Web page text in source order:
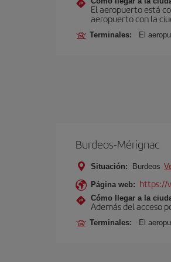
El aeropuerto está
aeropuerto con la
Terminales: El
Burdeos-Mérignac
Situación: Burdeos
Página web: https://
Cómo llegar a la
Además del acceso
Terminales: El